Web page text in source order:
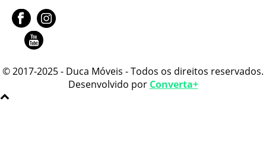
© 2017-2025 - Duca Móveis - Todos os direitos reservados.
Desenvolvido por Converta+